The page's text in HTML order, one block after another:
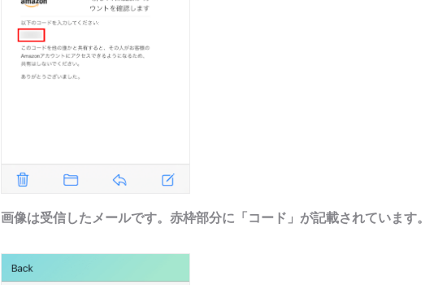
画像は受信したメールです。赤枠部分に「コード」が記載されています。